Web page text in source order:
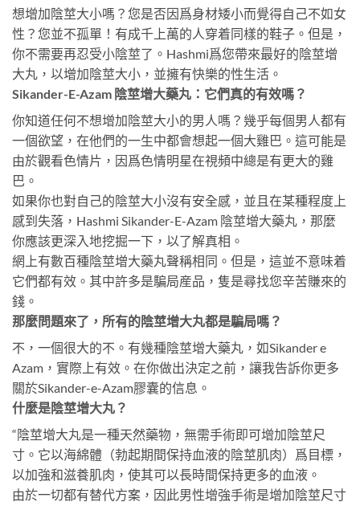
想增加陰莖大小嗎？您是否因爲身材矮小而覺得自己不如女
性？您並不孤單！有成千上萬的人穿着同樣的鞋子。但是，
你不需要再忍受小陰莖了。Hashmi爲您帶來最好的陰莖增
大丸，以增加陰莖大小，並擁有快樂的性生活。
Sikander-E-Azam 陰莖增大藥丸：它們真的有效嗎？
你知道任何不想增加陰莖大小的男人嗎？幾乎每個男人都有
一個欲望，在他們的一生中都會想起一個大雞巴。這可能是
由於觀看色情片，因爲色情明星在視頻中總是有更大的雞
巴。
如果你也對自己的陰莖大小沒有安全感，並且在某種程度上
感到失落，Hashmi Sikander-E-Azam 陰莖增大藥丸，那麼
你應該更深入地挖掘一下，以了解真相。
網上有數百種陰莖增大藥丸聲稱相同。但是，這並不意味着
它們都有效。其中許多是騙局産品，隻是尋找您辛苦賺來的
錢。
那麼問題來了，所有的陰莖增大丸都是騙局嗎？
不，一個很大的不。有幾種陰莖增大藥丸，如Sikander e
Azam，實際上有效。在你做出決定之前，讓我告訴你更多
關於Sikander-e-Azam膠囊的信息。
什麼是陰莖增大丸？
“陰莖增大丸是一種天然藥物，無需手術即可增加陰莖尺
寸。它以海綿體（勃起期間保持血液的陰莖肌肉）爲目標，
以加強和滋養肌肉，使其可以長時間保持更多的血液。
由於一切都有替代方案，因此男性增強手術是增加陰莖尺寸